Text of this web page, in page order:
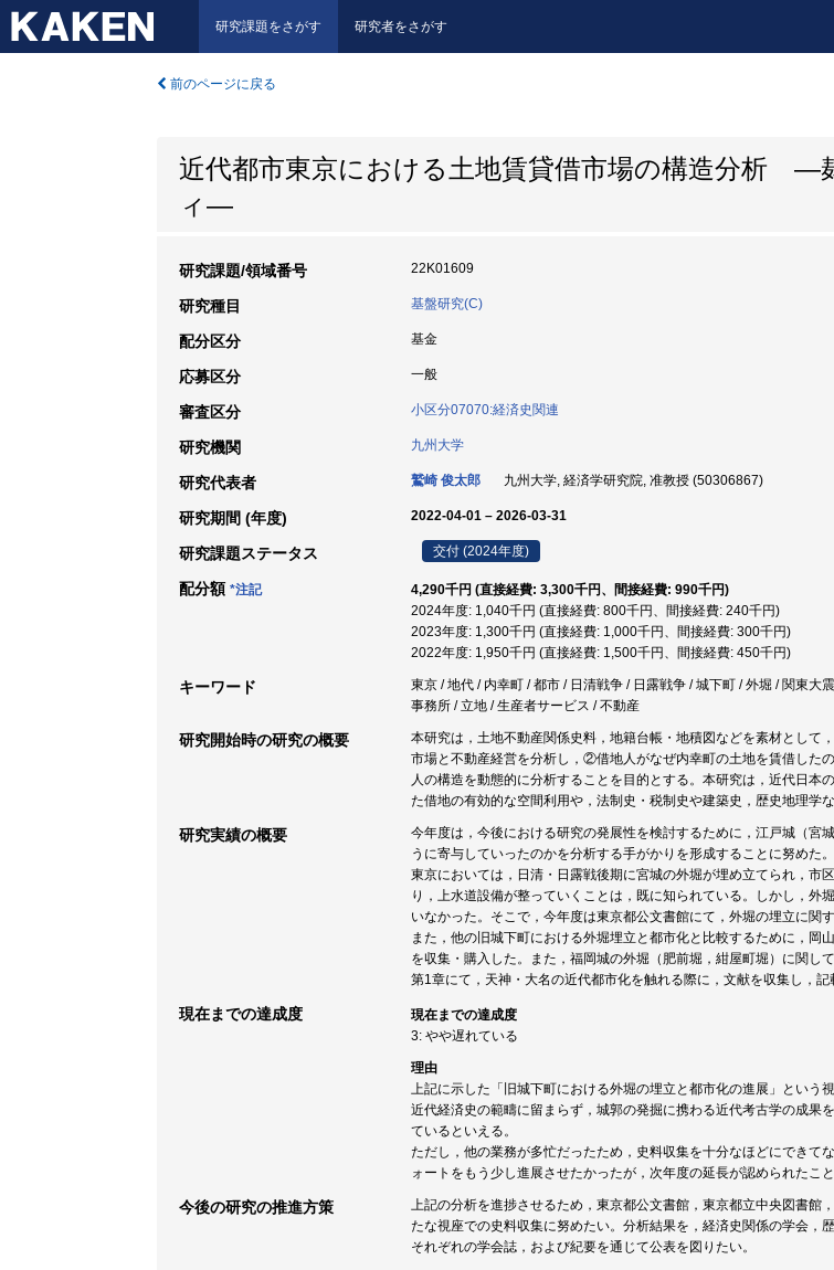
研究課題をさがす 研究者をさがす
前のページに戻る
近代都市東京における土地賃貸借市場の構造分析 ―
ィ―
研究課題/領域番号 22K01609
研究種目 基盤研究(C)
配分区分 基金
応募区分 一般
審査区分 小区分07070:経済史関連
研究機関 九州大学
研究代表者 鷲崎 俊太郎 九州大学, 経済学研究院, 准教授 (50306867)
研究期間 (年度) 2022-04-01 – 2026-03-31
研究課題ステータス 交付 (2024年度)
配分額 *注記
4,290千円 (直接経費: 3,300千円、間接経費: 990千円)
2024年度: 1,040千円 (直接経費: 800千円、間接経費: 240千円)
2023年度: 1,300千円 (直接経費: 1,000千円、間接経費: 300千円)
2022年度: 1,950千円 (直接経費: 1,500千円、間接経費: 450千円)
キーワード
東京 / 地代 / 内幸町 / 都市 / 日清戦争 / 日露戦争 / 城下町 / 外堀 / 関東
事務所 / 立地 / 生産者サービス / 不動産
研究開始時の研究の概要
本研究は，土地不動産関係史料，地籍台帳・地積図などを素材とし
市場と不動産経営を分析し，②借地人がなぜ内幸町の土地を賃借した
人の構造を動態的に分析することを目的とする。本研究は，近代日
た借地の有効的な空間利用や，法制史・税制史や建築史，歴史地理学
研究実績の概要
今年度は，今後における研究の発展性を検討するために，江戸城（宮
うに寄与していったのかを分析する手がかりを形成することに努めた。
東京においては，日清・日露戦後期に宮城の外堀が埋め立てられ，市
り，上水道設備が整っていくことは，既に知られている。しかし，
いなかった。そこで，今年度は東京都公文書館にて，外堀の埋立に関
また，他の旧城下町における外堀埋立と都市化と比較するために，
を収集・購入した。また，福岡城の外堀（肥前堀，紺屋町堀）に関
第1章にて，天神・大名の近代都市化を触れる際に，文献を収集し，記
現在までの達成度
現在までの達成度
3: やや遅れている
理由
上記に示した「旧城下町における外堀の埋立と都市化の進展」という
近代経済史の範疇に留まらず，城郭の発掘に携わる近代考古学の成果
ているといえる。
ただし，他の業務が多忙だったため，史料収集を十分なほどにできて
ォートをもう少し進展させたかったが，次年度の延長が認められたこ
今後の研究の推進方策
上記の分析を進捗させるため，東京都公文書館，東京都立中央図書
たな視座での史料収集に努めたい。分析結果を，経済史関係の学会，
それぞれの学会誌，および紀要を通じて公表を図りたい。